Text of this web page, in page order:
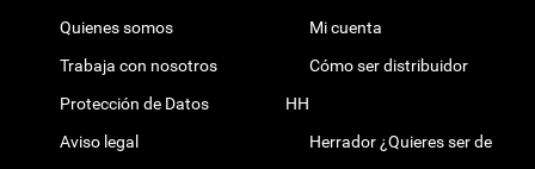
Quienes somos
Trabaja con nosotros
Protección de Datos
Aviso legal
Mi cuenta
Cómo ser distribuidor
HH
Herrador ¿Quieres ser de